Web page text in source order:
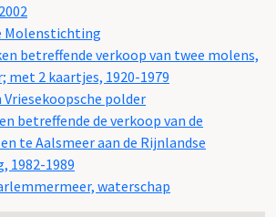
Molenstichting
betreffende verkoop van twee molens,
met 2 kaartjes, 1920-1979
Vriesekoopsche polder
betreffende de verkoop van de
te Aalsmeer aan de Rijnlandse
1982-1989
waterschap